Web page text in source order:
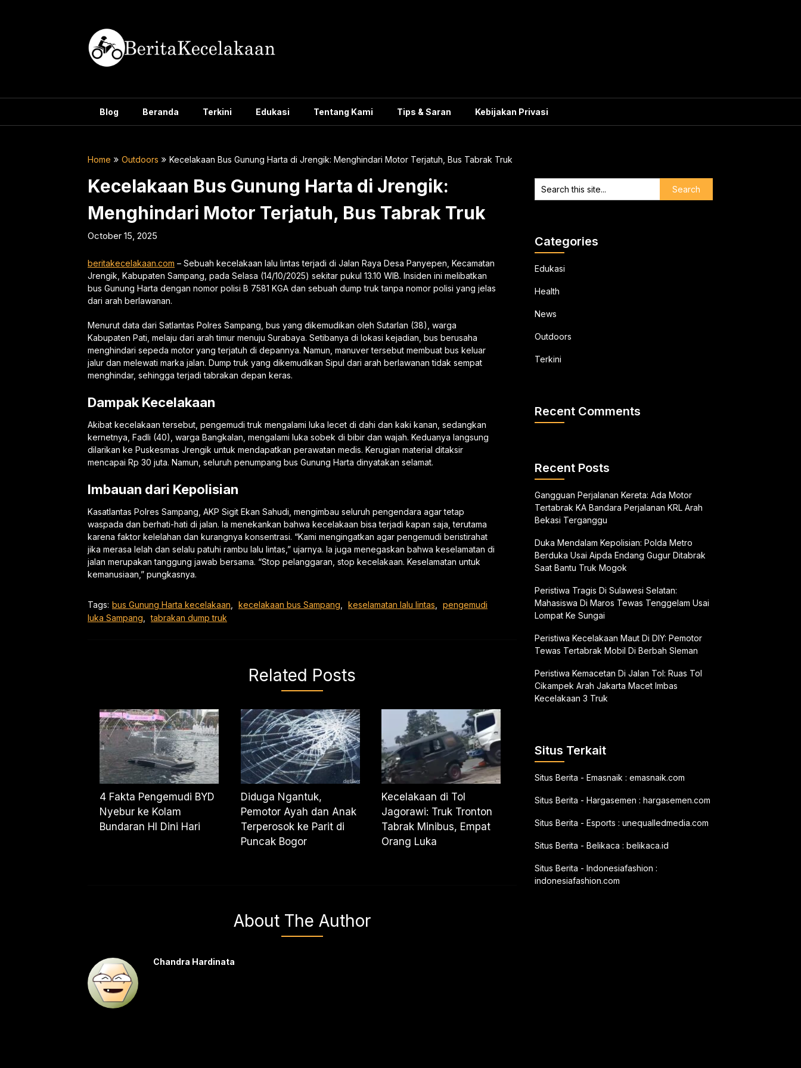
Blog Beranda Terkini Edukasi Tentang Kami Tips & Saran Kebijakan Privasi
Home Outdoors Kecelakaan Bus Gunung Harta di Jrengik: Menghindari Motor Terjatuh, Bus Tabrak Truk
Kecelakaan Bus Gunung Harta di Jrengik:
Menghindari Motor Terjatuh, Bus Tabrak Truk
October 15, 2025
beritakecelakaan.com – Sebuah kecelakaan lalu lintas terjadi di Jalan Raya Desa Panyepen, Kecamatan
Jrengik, Kabupaten Sampang, pada Selasa (14/10/2025) sekitar pukul 13.10 WIB. Insiden ini melibatkan
bus Gunung Harta dengan nomor polisi B 7581 KGA dan sebuah dump truk tanpa nomor polisi yang jelas
dari arah berlawanan.
Menurut data dari Satlantas Polres Sampang, bus yang dikemudikan oleh Sutarlan (38), warga
Kabupaten Pati, melaju dari arah timur menuju Surabaya. Setibanya di lokasi kejadian, bus berusaha
menghindari sepeda motor yang terjatuh di depannya. Namun, manuver tersebut membuat bus keluar
jalur dan melewati marka jalan. Dump truk yang dikemudikan Sipul dari arah berlawanan tidak sempat
menghindar, sehingga terjadi tabrakan depan keras.
Dampak Kecelakaan
Akibat kecelakaan tersebut, pengemudi truk mengalami luka lecet di dahi dan kaki kanan, sedangkan
kernetnya, Fadli (40), warga Bangkalan, mengalami luka sobek di bibir dan wajah. Keduanya langsung
dilarikan ke Puskesmas Jrengik untuk mendapatkan perawatan medis. Kerugian material ditaksir
mencapai Rp 30 juta. Namun, seluruh penumpang bus Gunung Harta dinyatakan selamat.
Imbauan dari Kepolisian
Kasatlantas Polres Sampang, AKP Sigit Ekan Sahudi, mengimbau seluruh pengendara agar tetap
waspada dan berhati-hati di jalan. Ia menekankan bahwa kecelakaan bisa terjadi kapan saja, terutama
karena faktor kelelahan dan kurangnya konsentrasi. “Kami mengingatkan agar pengemudi beristirahat
jika merasa lelah dan selalu patuhi rambu lalu lintas,” ujarnya. Ia juga menegaskan bahwa keselamatan di
jalan merupakan tanggung jawab bersama. “Stop pelanggaran, stop kecelakaan. Keselamatan untuk
kemanusiaan,” pungkasnya.
Tags: bus Gunung Harta kecelakaan kecelakaan bus Sampang keselamatan lalu lintas
pengemudi
luka Sampang
tabrakan dump truk
Related Posts
4 Fakta Pengemudi BYD
Nyebur ke Kolam
Bundaran HI Dini Hari
Diduga Ngantuk,
Pemotor Ayah dan Anak
Terperosok ke Parit di
Puncak Bogor
Kecelakaan di Tol
Jagorawi: Truk Tronton
Tabrak Minibus, Empat
Orang Luka
About The Author
Chandra Hardinata
Categories
Edukasi
Health
News
Outdoors
Terkini
Recent Comments
Recent Posts
Gangguan Perjalanan Kereta: Ada Motor
Tertabrak KA Bandara Perjalanan KRL Arah
Bekasi Terganggu
Duka Mendalam Kepolisian: Polda Metro
Berduka Usai Aipda Endang Gugur Ditabrak
Saat Bantu Truk Mogok
Peristiwa Tragis Di Sulawesi Selatan:
Mahasiswa Di Maros Tewas Tenggelam Usai
Lompat Ke Sungai
Peristiwa Kecelakaan Maut Di DIY: Pemotor
Tewas Tertabrak Mobil Di Berbah Sleman
Peristiwa Kemacetan Di Jalan Tol: Ruas Tol
Cikampek Arah Jakarta Macet Imbas
Kecelakaan 3 Truk
Situs Terkait
Situs Berita - Emasnaik : emasnaik.com
Situs Berita - Hargasemen : hargasemen.com
Situs Berita - Esports : unequalledmedia.com
Situs Berita - Belikaca : belikaca.id
Situs Berita - Indonesiafashion :
indonesiafashion.com